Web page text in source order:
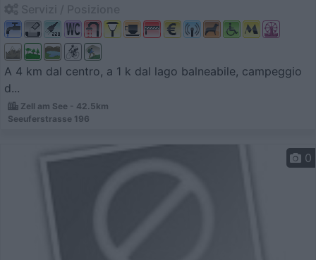
A 4 km dal centro, a 1 k dal lago balneabile, campeggio
d...
Zell am See - 42.5km
Seeuferstrasse 196
0